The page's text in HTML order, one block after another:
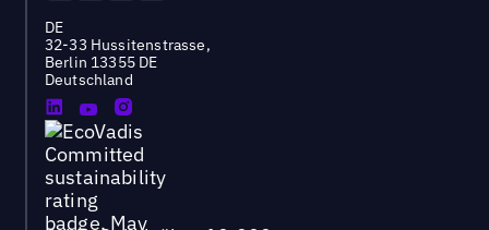
DE
32-33 Hussitenstrasse,
Berlin 13355 DE
Deutschland